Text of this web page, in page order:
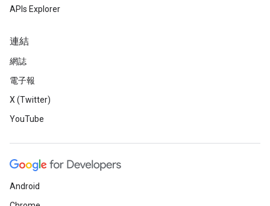
APIs Explorer
連結
網誌
電子報
X (Twitter)
YouTube
Android